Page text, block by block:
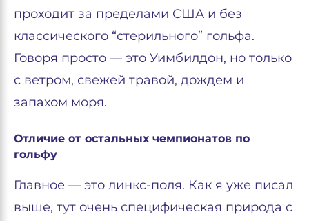
проходит за пределами США и без
классического “стерильного” гольфа.
Говоря просто — это Уимбилдон, но только
с ветром, свежей травой, дождем и
запахом моря.
Отличие от остальных чемпионатов по
гольфу
Главное — это линкс-поля. Как я уже писал
выше, тут очень специфическая природа с